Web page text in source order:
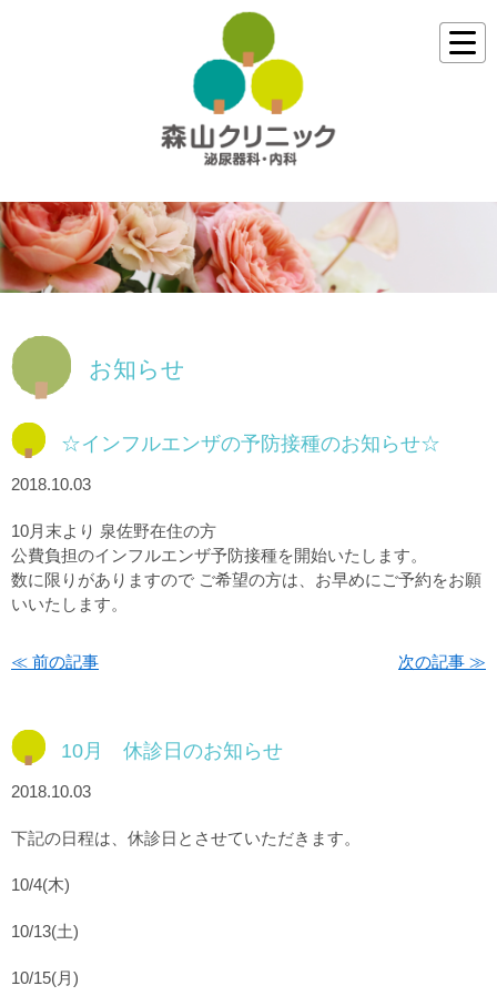
お知らせ
☆インフルエンザの予防接種のお知らせ☆
2018.10.03
10月末より 泉佐野在住の方
公費負担のインフルエンザ予防接種を開始いたします。
数に限りがありますので ご希望の方は、お早めにご予約をお願
いいたします。
≪ 前の記事 次の記事 ≫
10月 休診日のお知らせ
2018.10.03
下記の日程は、休診日とさせていただきます。
10/4(木)
10/13(土)
10/15(月)